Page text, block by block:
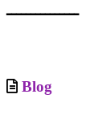
ـــــــــــــــ
Blog